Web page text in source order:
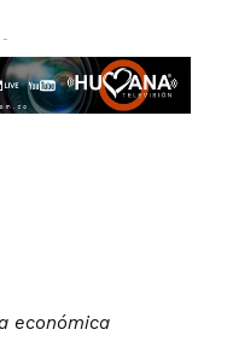
-
económica